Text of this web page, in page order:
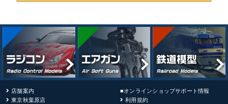
店舗案内
東京秋葉原店
■オンラインショップサポート情報
利用規約